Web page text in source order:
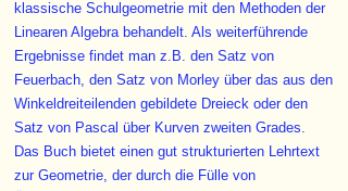
klassische Schulgeometrie mit den Methoden der
Linearen Algebra behandelt. Als weiterführende
Ergebnisse findet man z.B. den Satz von
Feuerbach, den Satz von Morley über das aus den
Winkeldreiteilenden gebildete Dreieck oder den
Satz von Pascal über Kurven zweiten Grades.
Das Buch bietet einen gut strukturierten Lehrtext
zur Geometrie, der durch die Fülle von